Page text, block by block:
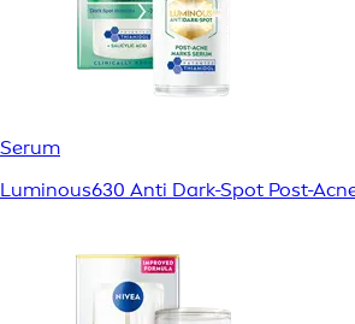
Serum
Luminous630 Anti Dark-Spot Post-